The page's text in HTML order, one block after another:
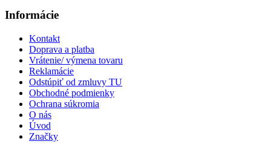
Informácie
Kontakt
Doprava a platba
Vrátenie/ výmena tovaru
Reklamácie
Odstúpiť od zmluvy TU
Obchodné podmienky
Ochrana súkromia
O nás
Úvod
Značky